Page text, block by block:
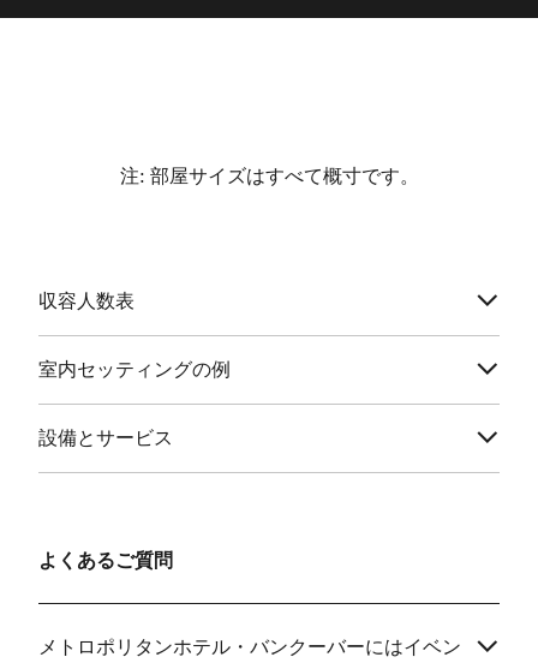
注: 部屋サイズはすべて概寸です。
収容人数表
室内セッティングの例
設備とサービス
よくあるご質問
メトロポリタンホテル・バンクーバーにはイベン